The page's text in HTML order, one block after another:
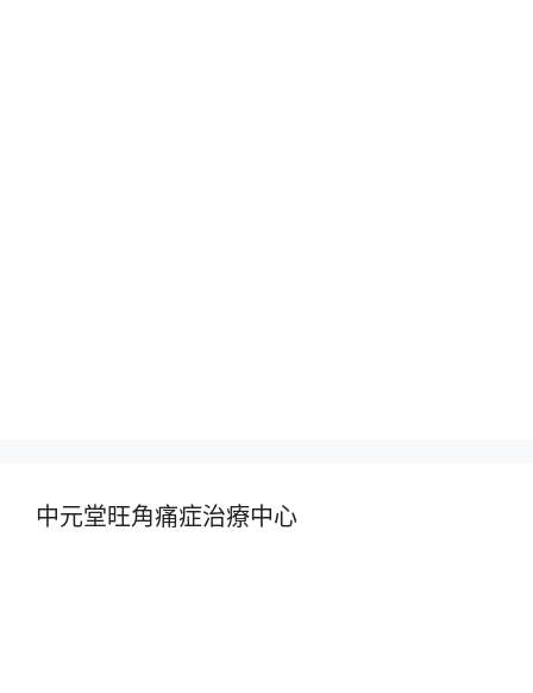
中元堂旺角痛症治療中心